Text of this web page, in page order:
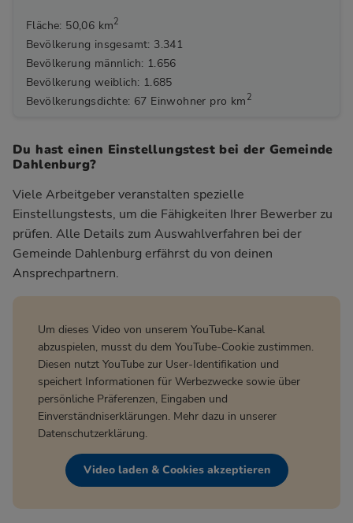
Fläche: 50,06 km2
Bevölkerung insgesamt: 3.341
Bevölkerung männlich: 1.656
Bevölkerung weiblich: 1.685
Bevölkerungsdichte: 67 Einwohner pro km 2
Du hast einen Einstellungstest bei der Gemeinde
Dahlenburg?
Viele Arbeitgeber veranstalten spezielle
Einstellungstests, um die Fähigkeiten Ihrer Bewerber zu
prüfen. Alle Details zum Auswahlverfahren bei der
Gemeinde Dahlenburg erfährst du von deinen
Ansprechpartnern.
Um dieses Video von unserem YouTube-Kanal
abzuspielen, musst du dem YouTube-Cookie zustimmen.
Diesen nutzt YouTube zur User-Identifikation und
speichert Informationen für Werbezwecke sowie über
persönliche Präferenzen, Eingaben und
Einverständniserklärungen. Mehr dazu in unserer
Datenschutzerklärung.
Video laden & Cookies akzeptieren